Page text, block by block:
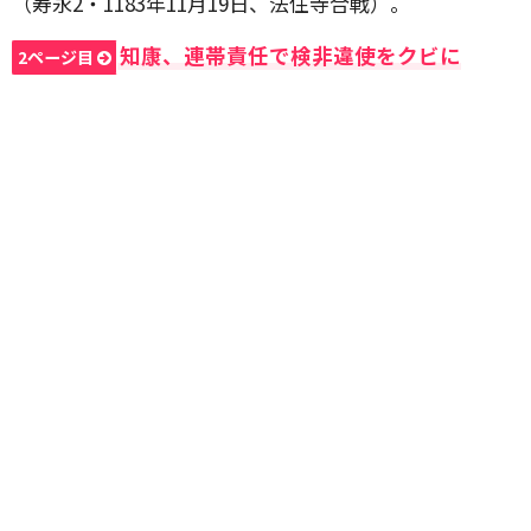
2ページ目 知康、連帯責任で検非違使をクビに